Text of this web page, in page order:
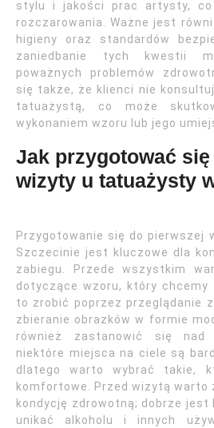
stylu i jakości prac artysty, co
rozczarowania. Ważne jest
higieny oraz standardów
zaniedbanie tych kwestii
poważnych problemów
się także, że klienci nie
tatuażystą, co może
wykonaniem wzoru lub jego
Jak przygotować
wizyty u tatuażysty
Przygotowanie się do pierwszej
Szczecinie jest kluczowe dla
zabiegu. Przede wszystkim
dotyczące wzoru, który chcemy
to zrobić poprzez przeglądanie
zbieranie obrazków w formie
również zastanowić się nad
niektóre miejsca na ciele są
dlatego warto wybrać takie,
komfortowe. Przed wizytą warto
kondycję zdrowotną; dobrze jest
unikać alkoholu i innych